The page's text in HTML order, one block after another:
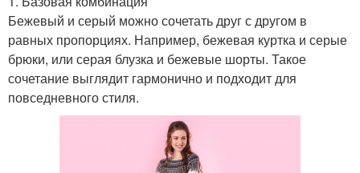
Бежевый и серый можно сочетать друг с другом в
равных пропорциях. Например, бежевая куртка и серые
брюки, или серая блузка и бежевые шорты. Такое
сочетание выглядит гармонично и подходит для
повседневного стиля.